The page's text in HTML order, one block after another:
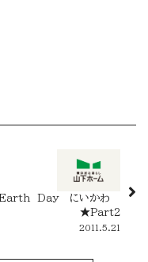
Earth Day にいかわ
★Part2
2011.5.21